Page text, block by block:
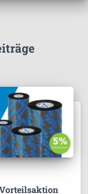
Vorteilsaktion